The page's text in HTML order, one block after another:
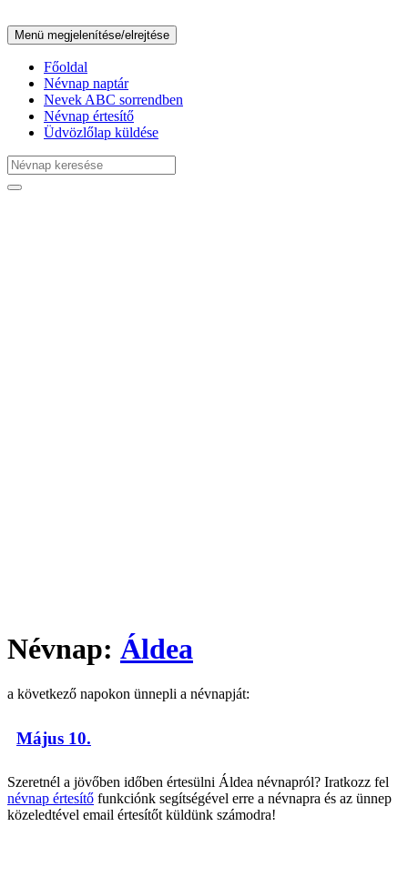
Menü megjelenítése/elrejtése
Főoldal
Névnap naptár
Nevek ABC sorrendben
Névnap értesítő
Üdvözlőlap küldése
Névnap: Áldea
a következő napokon ünnepli a névnapját:
Május 10.
Szeretnél a jövőben időben értesülni Áldea névnapról? Iratkozz fel
névnap értesítő funkciónk segítségével erre a névnapra és az ünnep
közeledtével email értesítőt küldünk számodra!